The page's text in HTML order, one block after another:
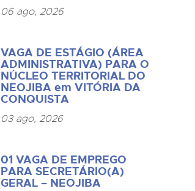
06 ago, 2026
VAGA DE ESTÁGIO (ÁREA
ADMINISTRATIVA) PARA O
NÚCLEO TERRITORIAL DO
NEOJIBA em VITÓRIA DA
CONQUISTA
03 ago, 2026
01 VAGA DE EMPREGO
PARA SECRETÁRIO(A)
GERAL – NEOJIBA